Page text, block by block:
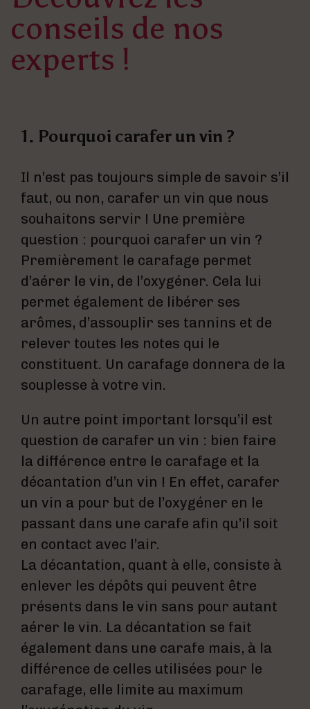
conseils de nos
experts !
1. Pourquoi carafer un vin ?
Il n’est pas toujours simple de savoir s’il
faut, ou non, carafer un vin que nous
souhaitons servir ! Une première
question : pourquoi carafer un vin ?
Premièrement le carafage permet
d’aérer le vin, de l’oxygéner. Cela lui
permet également de libérer ses
arômes, d’assouplir ses tannins et de
relever toutes les notes qui le
constituent. Un carafage donnera de la
souplesse à votre vin.
Un autre point important lorsqu’il est
question de carafer un vin : bien faire
la différence entre le carafage et la
décantation d’un vin ! En effet, carafer
un vin a pour but de l’oxygéner en le
passant dans une carafe afin qu’il soit
en contact avec l’air.
La décantation, quant à elle, consiste à
enlever les dépôts qui peuvent être
présents dans le vin sans pour autant
aérer le vin. La décantation se fait
également dans une carafe mais, à la
différence de celles utilisées pour le
carafage, elle limite au maximum